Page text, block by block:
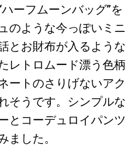
ーフムーンバッグ”を
のような今っぽいミニ
とお財布が入るような
レトロムード漂う色柄
ートのさりげないアク
そうです。シンプルな
とコーデュロイパンツ
した。